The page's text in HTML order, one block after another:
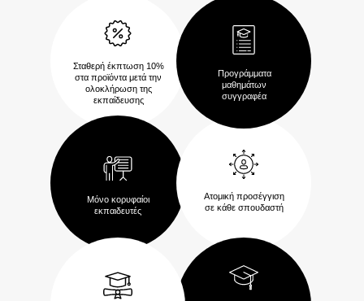
Μόνο κορυφαίοι
εκπαιδευτές
Προγράμματα
μαθημάτων
συγγραφέα
Σταθερή έκπτωση 10%
στα προϊόντα μετά την
ολοκλήρωση της
εκπαίδευσης
Ατομική προσέγγιση
σε κάθε σπουδαστή